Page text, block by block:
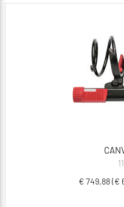
€ 749,88 (€